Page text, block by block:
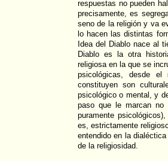
respuestas no pueden
precisamente, es
seno de la religión y va
lo hacen las distintas
Idea del Diablo nace al
Diablo es la otra
religiosa en la que se
psicológicas, desde
constituyen son
psicológico o mental, y
paso que le marcan no
puramente
es, estrictamente
entendido en la
de la religiosidad.